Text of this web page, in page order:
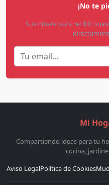
¡No te
Suscríbete para recibir
Mi
Compartiendo ideas para tu
cocina,
Aviso LegalPolítica de Cookies